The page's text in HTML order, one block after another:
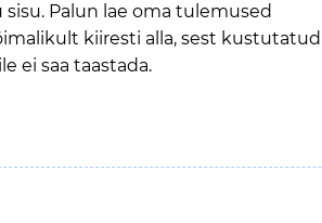
sisu. Palun lae oma tulemused
kiiresti alla, sest kustutatud
ei saa taastada.